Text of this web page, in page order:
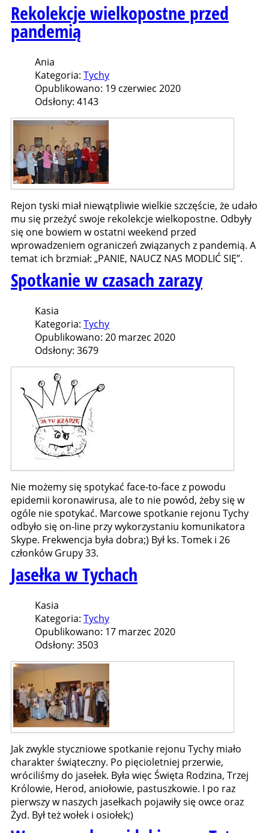
Rekolekcje wielkopostne przed
pandemią
Ania
Kategoria: Tychy
Opublikowano: 19 czerwiec 2020
Odsłony: 4143
Rejon tyski miał niewątpliwie wielkie szczęście, że udało
mu się przeżyć swoje rekolekcje wielkopostne. Odbyły
się one bowiem w ostatni weekend przed
wprowadzeniem ograniczeń związanych z pandemią. A
temat ich brzmiał: „PANIE, NAUCZ NAS MODLIĆ SIĘ”.
Spotkanie w czasach zarazy
Kasia
Kategoria: Tychy
Opublikowano: 20 marzec 2020
Odsłony: 3679
Nie możemy się spotykać face-to-face z powodu
epidemii koronawirusa, ale to nie powód, żeby się w
ogóle nie spotykać. Marcowe spotkanie rejonu Tychy
odbyło się on-line przy wykorzystaniu komunikatora
Skype. Frekwencja była dobra;) Był ks. Tomek i 26
członków Grupy 33.
Jasełka w Tychach
Kasia
Kategoria: Tychy
Opublikowano: 17 marzec 2020
Odsłony: 3503
Jak zwykle styczniowe spotkanie rejonu Tychy miało
charakter świąteczny. Po pięcioletniej przerwie,
wróciliśmy do jasełek. Była więc Święta Rodzina, Trzej
Królowie, Herod, aniołowie, pastuszkowie. I po raz
pierwszy w naszych jasełkach pojawiły się owce oraz
Żyd. Był też wołek i osiołek;)